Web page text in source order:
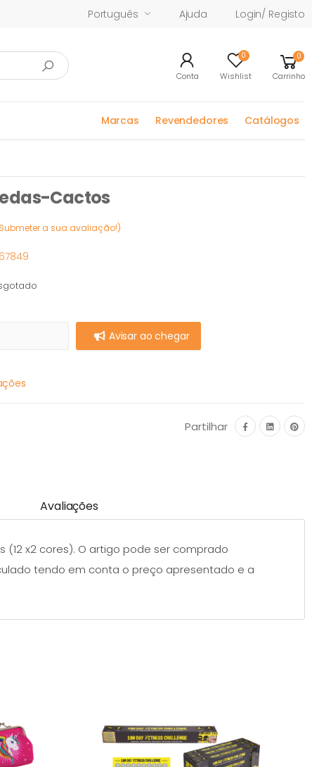
Português Ajuda Login/ Registo
Conta
0
Wishlist
0
Carrinho
Marcas Revendedores Catálogos
Cactos
a sua avaliação!)
Avisar ao chegar
Partilhar
Avaliações
x2 cores). O artigo pode ser comprado
tendo em conta o preço apresentado e a